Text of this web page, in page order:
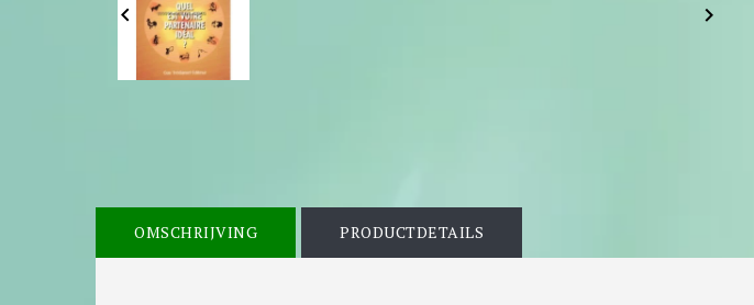
 
OMSCHRIJVING PRODUCTDETAILS